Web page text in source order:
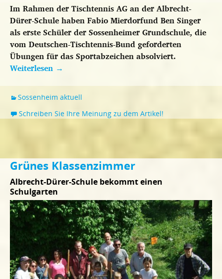
Im Rahmen der Tischtennis AG an der Albrecht-
Dürer-Schule haben Fabio Mierdorfund Ben Singer
als erste Schüler der Sossenheimer Grundschule, die
vom Deutschen-Tischtennis-Bund geforderten
Übungen für das Sportabzeichen absolviert.
Weiterlesen →
Sossenheim aktuell
Schreiben Sie Ihre Meinung zu dem Artikel!
Grünes Klassenzimmer
Albrecht-Dürer-Schule bekommt einen
Schulgarten